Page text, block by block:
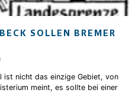
SOLLEN BREMER
ist nicht das einzige Gebiet, von
meint, es sollte bei einer